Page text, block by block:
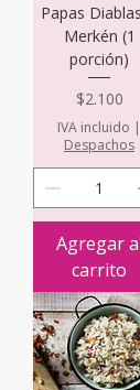
Papas
Merkén (1
porción)
Precio
$2.100
IVA incluido |
Despachos
Agregar
carrito